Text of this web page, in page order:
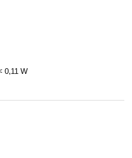
0,11 W